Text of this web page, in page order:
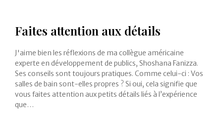
Faites attention aux détails
J'aime bien les réflexions de ma collègue américaine
experte en développement de publics, Shoshana Fanizza.
Ses conseils sont toujours pratiques. Comme celui-ci : Vos
salles de bain sont-elles propres ? Si oui, cela signifie que
vous faites attention aux petits détails liés à l’expérience
que…